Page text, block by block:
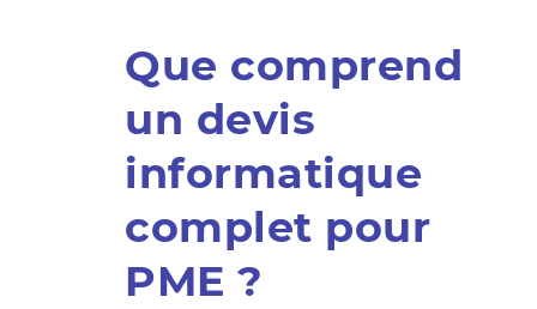
Que comprend
un devis
informatique
complet pour
PME ?